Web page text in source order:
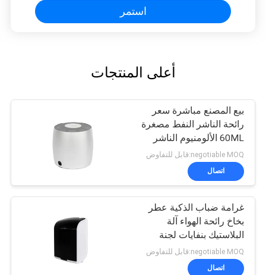
استمر
أعلى المنتجات
بيع المصنع مباشرة سعر
رائحة الناشر النفط مصغرة
60ML الألومنيوم الناشر
negotiable MOQ:قابل للتفاوض
اتصال
غرامة ضباب الذكية عطر
بخاخ رائحة الهواء آلة
البلاستيك بنفايات لجنة
الاتصالات الفدرالية
الموافقة رائحة
negotiable MOQ:قابل للتفاوض
اتصال